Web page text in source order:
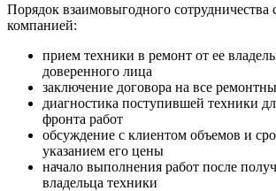
Порядок взаимовыгодного сотрудничества
компанией:
прием техники в ремонт от ее
доверенного лица
заключение договора на все
диагностика поступившей техники
фронта работ
обсуждение с клиентом объемов и
указанием его цены
начало выполнения работ после
владельца техники